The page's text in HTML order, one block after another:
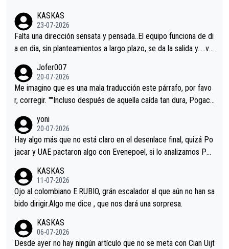
KASKAS
23-07-2026
Falta una dirección sensata y pensada..El equipo funciona de di
a en dia, sin planteamientos a largo plazo, se da la salida y…..ve
Minguez, Velez etc etc.Me da pena vivir estos momentos tan
tristes sin victorias.
Jofer007
20-07-2026
Me imagino que es una mala traducción este párrafo, por favo
r, corregir. ""Incluso después de aquella caída tan dura, Pogaca
permaneció pegado a su rueda. Parecía increíble la forma en l
a que era capaz de controlar el miedo", recordó."
yoni
20-07-2026
Hay algo más que no está claro en el desenlace final, quizá Po
jacar y UAE pactaron algo con Evenepoel, si lo analizamos Poj
i sin pedalear, luego está el saludo con Evenepoel dándose la
mano de una manera muy fraternal, más allá de los típicos toqu
es en el hombro con que saludaba a Vingegard. Ahí hubo una in
eta, a ver si por querer poner a Del Toro con calzador en posi
ción de podio UAE y Pojacar se van complicar el tour.
KASKAS
11-07-2026
Ojo al colombiano E.RUBIO, grán escalador al que aún no han sa
bido dirigir.Algo me dice , que nos dará una sorpresa.
KASKAS
06-07-2026
Desde ayer no hay ningún artículo que no se meta con Cian Uijt